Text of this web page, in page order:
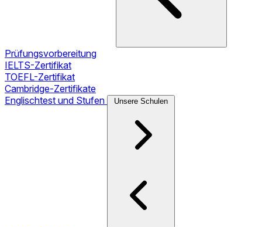
Prüfungsvorbereitung
IELTS-Zertifikat
TOEFL-Zertifikat
Cambridge-Zertifikate
Englischtest und Stufen
Unsere Schulen